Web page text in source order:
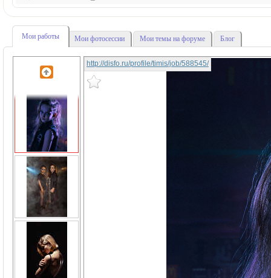
Мои работы Мои фотосессии Мои темы на форуме Блог
http://disfo.ru/profile/timis/job/588545/